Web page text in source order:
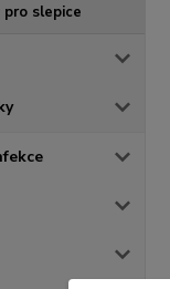
pro slepice